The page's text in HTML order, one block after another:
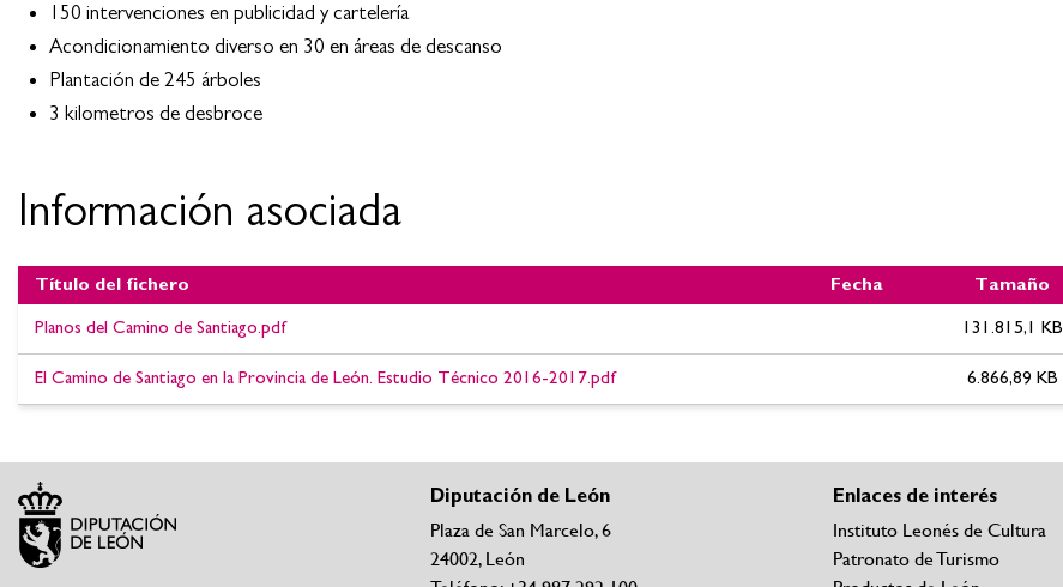
150 intervenciones en publicidad y cartelería
Acondicionamiento diverso en 30 en áreas de descanso
Plantación de 245 árboles
3 kilometros de desbroce
Información asociada
Título del fichero Fecha Tamaño
Planos del Camino de Santiago.pdf 131.815,1 KB
El Camino de Santiago en la Provincia de León. Estudio Técnico 2016-2017.pdf 6.866,89 KB
Diputación de León
Plaza de San Marcelo, 6
24002, León
Enlaces de interés
Instituto Leonés de Cultura
Patronato de Turismo